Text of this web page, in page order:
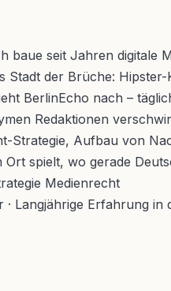
seit Jahren digitale
der Brüche:
BerlinEcho nach –
Redaktionen
Strategie, Aufbau von
spielt, wo gerade
Medienrecht
Langjährige Erfahrung